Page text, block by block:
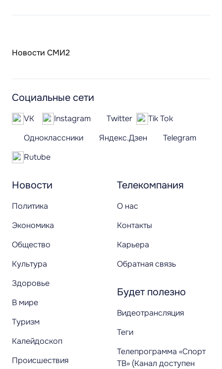
Новости СМИ2
Новости
Политика
Экономика
Общество
Культура
Здоровье
В мире
Туризм
Калейдоскоп
Происшествия
Телекомпания
О нас
Контакты
Карьера
Обратная связь
Будет полезно
Видеотрансляция
Теги
Телепрограмма «Спорт
ТВ» (Канал доступен
Социальные сети
VK Instagram Twitter
Tik Tok
Одноклассники
Яндекс.Дзен
Telegram
Rutube